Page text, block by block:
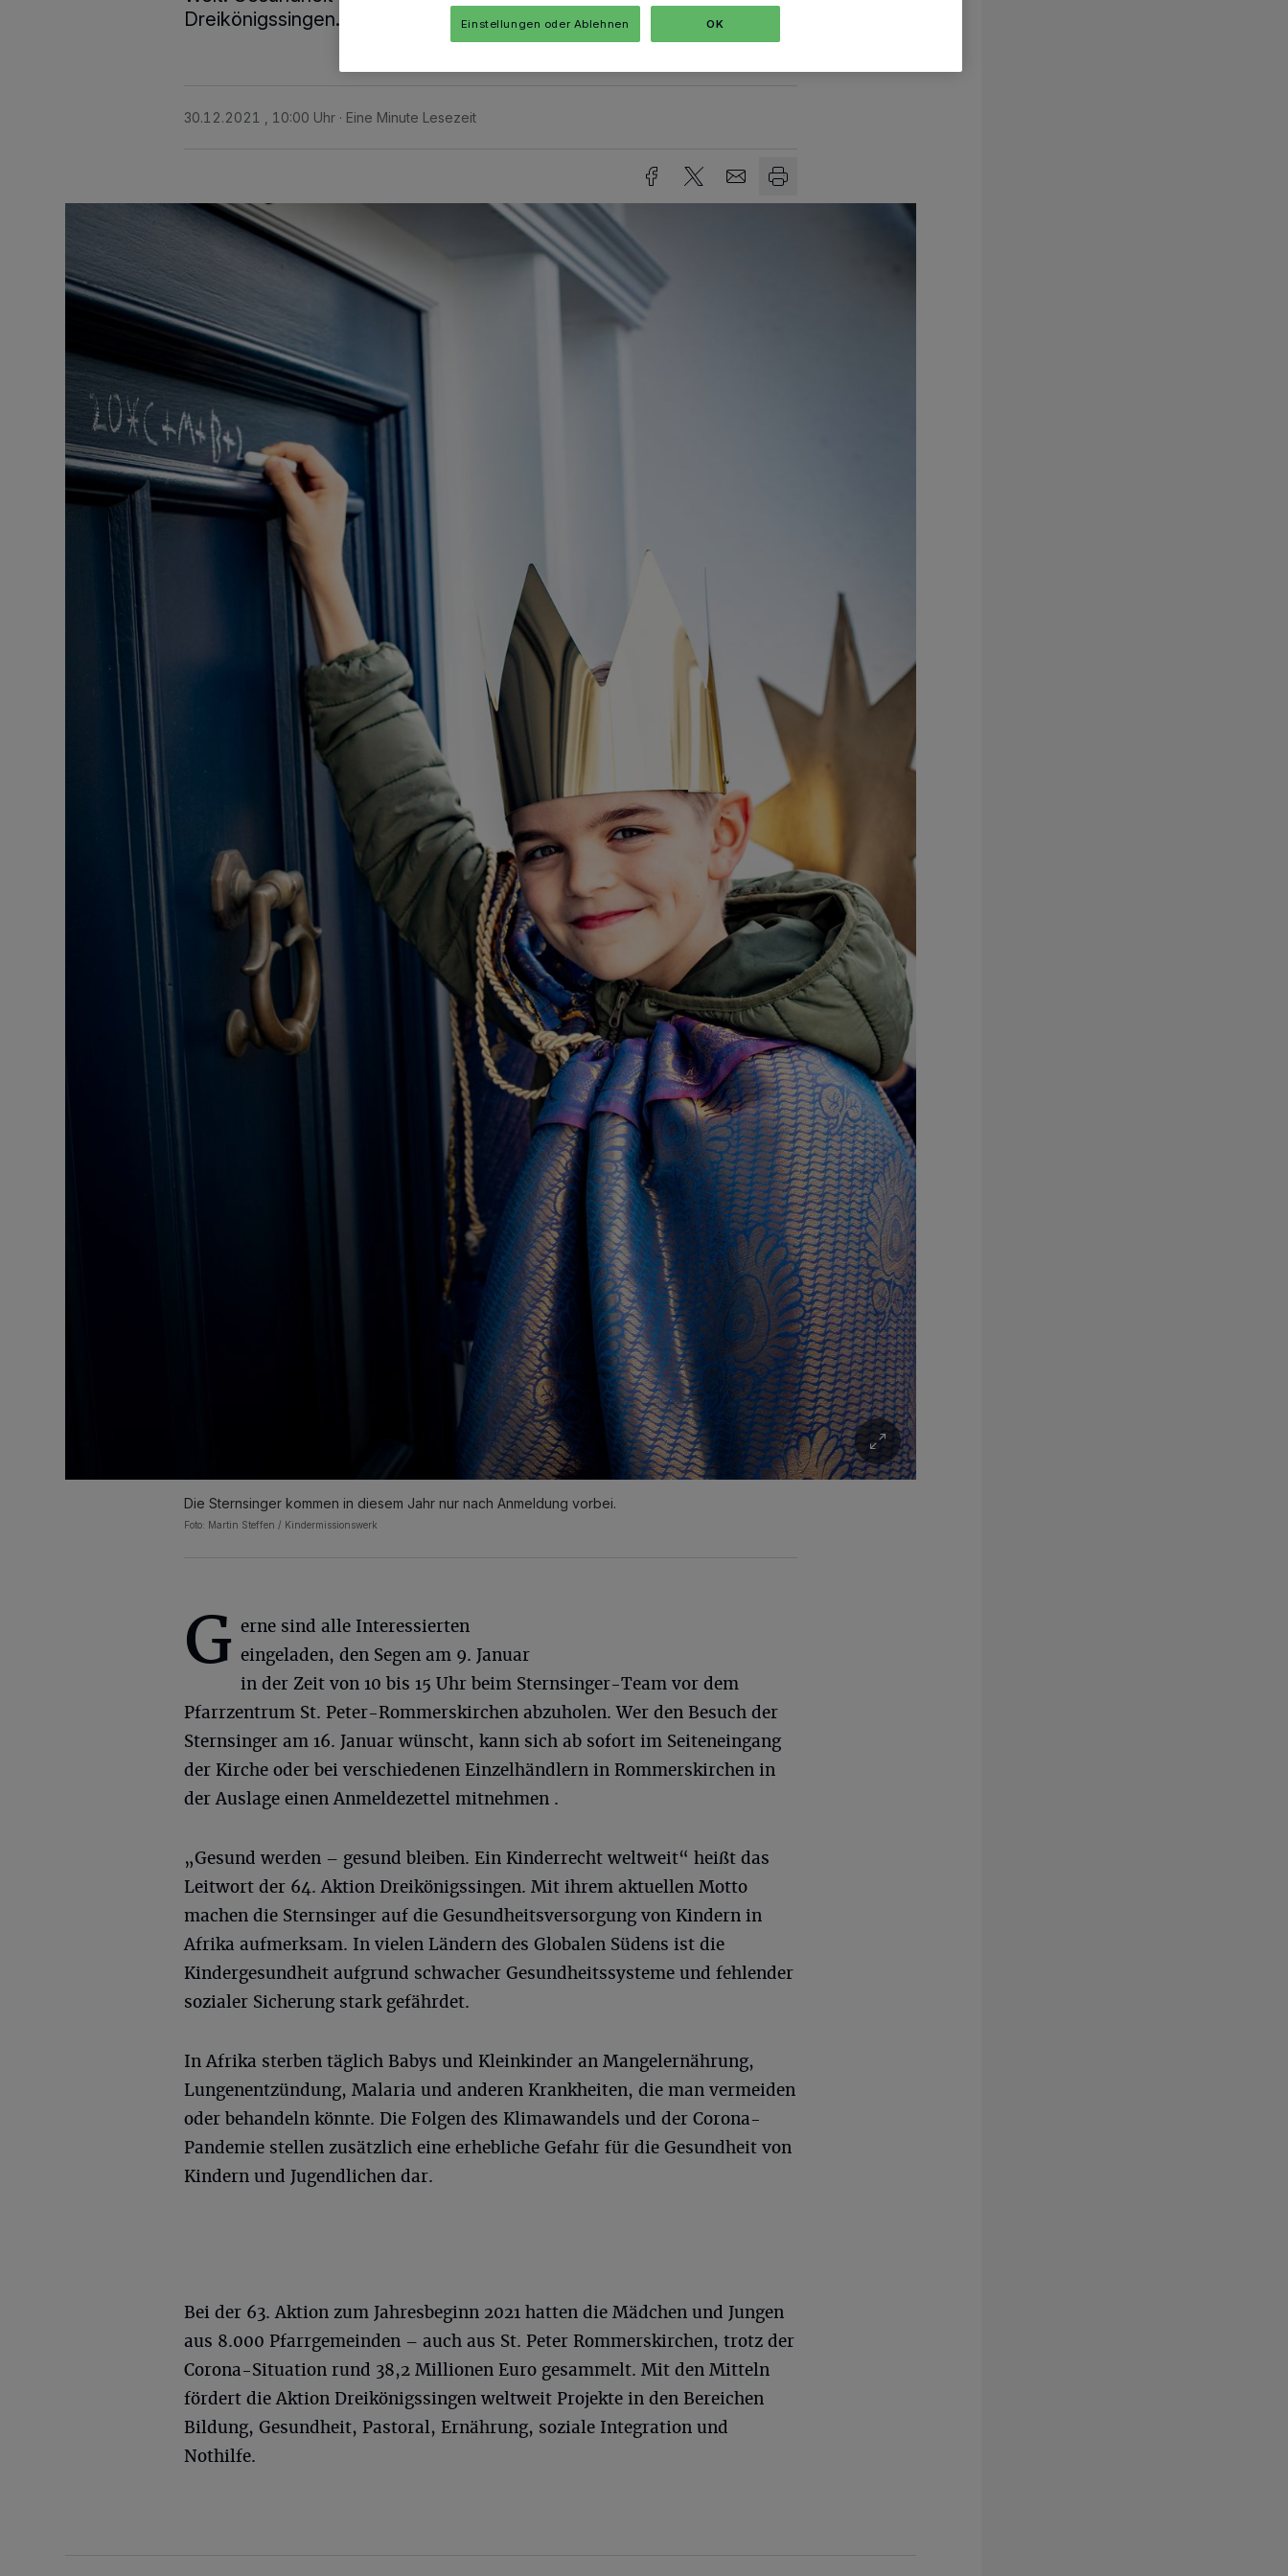
Dreikönigssingen.
30.12.2021 , 10:00 Uhr Eine Minute Lesezeit
Die Sternsinger kommen in diesem Jahr nur nach Anmeldung vorbei.
Foto: Martin Steffen / Kindermissionswerk
G erne sind alle Interessierten
eingeladen, den Segen am 9. Januar
in der Zeit von 10 bis 15 Uhr beim Sternsinger-Team vor dem
Pfarrzentrum St. Peter-Rommerskirchen abzuholen. Wer den Besuch der
Sternsinger am 16. Januar wünscht, kann sich ab sofort im Seiteneingang
der Kirche oder bei verschiedenen Einzelhändlern in Rommerskirchen in
der Auslage einen Anmeldezettel mitnehmen .
„Gesund werden – gesund bleiben. Ein Kinderrecht weltweit“ heißt das
Leitwort der 64. Aktion Dreikönigssingen. Mit ihrem aktuellen Motto
machen die Sternsinger auf die Gesundheitsversorgung von Kindern in
Afrika aufmerksam. In vielen Ländern des Globalen Südens ist die
Kindergesundheit aufgrund schwacher Gesundheitssysteme und fehlender
sozialer Sicherung stark gefährdet.
In Afrika sterben täglich Babys und Kleinkinder an Mangelernährung,
Lungenentzündung, Malaria und anderen Krankheiten, die man vermeiden
oder behandeln könnte. Die Folgen des Klimawandels und der Corona-
Pandemie stellen zusätzlich eine erhebliche Gefahr für die Gesundheit von
Kindern und Jugendlichen dar.
Bei der 63. Aktion zum Jahresbeginn 2021 hatten die Mädchen und Jungen
aus 8.000 Pfarrgemeinden – auch aus St. Peter Rommerskirchen, trotz der
Corona-Situation rund 38,2 Millionen Euro gesammelt. Mit den Mitteln
fördert die Aktion Dreikönigssingen weltweit Projekte in den Bereichen
Bildung, Gesundheit, Pastoral, Ernährung, soziale Integration und
Nothilfe.
Einstellungen oder Ablehnen OK